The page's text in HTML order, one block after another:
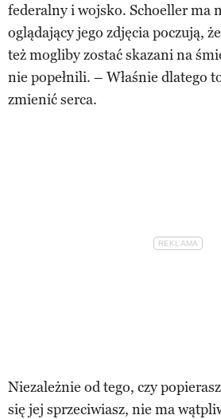
federalny i wojsko. Schoeller ma
oglądający jego zdjęcia poczują,
też mogliby zostać skazani na
nie popełnili. – Właśnie dlatego
zmienić serca.
Niezależnie od tego, czy
się jej sprzeciwiasz, nie ma